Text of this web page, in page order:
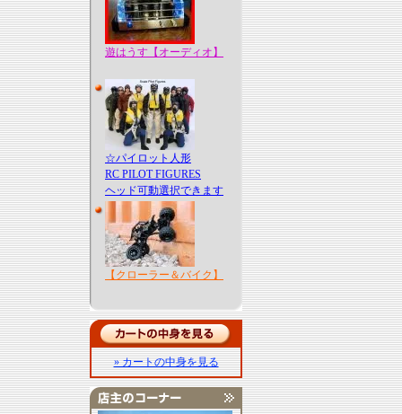
遊はうす【オーディオ】
☆パイロット人形
RC PILOT FIGURES
ヘッド可動選択できます
【クローラー＆バイク】
» カートの中身を見る